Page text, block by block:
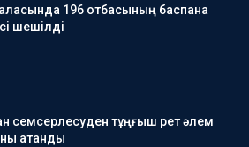
196 отбасының баспана
шешілді
семсерлесуден тұңғыш рет әлем
атанды